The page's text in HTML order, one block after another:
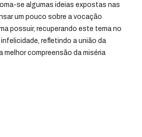
se algumas ideias expostas nas
um pouco sobre a vocação
possuir, recuperando este tema no
refletindo a união da
melhor compreensão da miséria